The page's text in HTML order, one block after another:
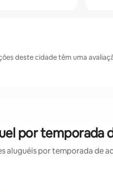
deste cidade têm uma
por
aluguéis por temporada de